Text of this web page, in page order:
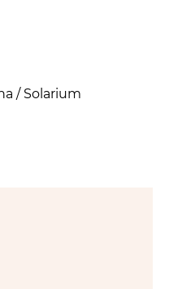
/ Solarium